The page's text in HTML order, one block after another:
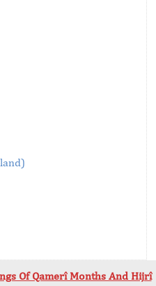
Of Qamerî Months And Hijrî